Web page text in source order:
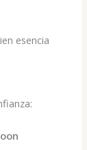
esencia